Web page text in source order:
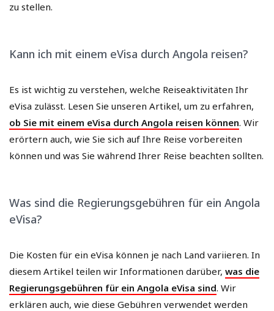
zu stellen.
Kann ich mit einem eVisa durch Angola reisen?
Es ist wichtig zu verstehen, welche Reiseaktivitäten Ihr
eVisa zulässt. Lesen Sie unseren Artikel, um zu erfahren,
ob Sie mit einem eVisa durch Angola reisen können. Wir
erörtern auch, wie Sie sich auf Ihre Reise vorbereiten
können und was Sie während Ihrer Reise beachten sollten.
Was sind die Regierungsgebühren für ein Angola
eVisa?
Die Kosten für ein eVisa können je nach Land variieren. In
diesem Artikel teilen wir Informationen darüber, was die
Regierungsgebühren für ein Angola eVisa sind. Wir
erklären auch, wie diese Gebühren verwendet werden